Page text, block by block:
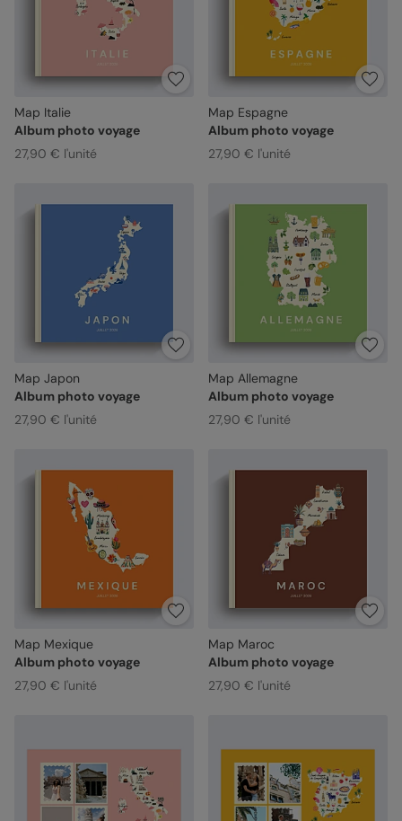
Map Italie
Album photo voyage
27,90 € l'unité
Map Espagne
Album photo voyage
27,90 € l'unité
Map Japon
Album photo voyage
27,90 € l'unité
Map Allemagne
Album photo voyage
27,90 € l'unité
Map Mexique
Album photo voyage
27,90 € l'unité
Map Maroc
Album photo voyage
27,90 € l'unité